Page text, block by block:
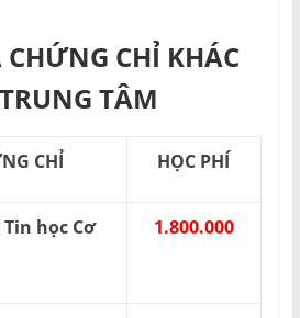
CHỨNG CHỈ KHÁC
TÂM
CHỈ HỌC PHÍ
học Cơ
1.800.000